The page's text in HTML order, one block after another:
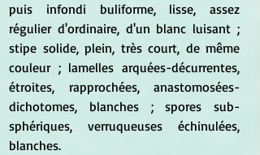
puis infondi buliforme, lisse, assez
régulier d'ordinaire, d'un blanc luisant ;
stipe solide, plein, très court, de même
couleur ; lamelles arquées-décurrentes,
étroites, rapprochées, anastomosées-
dichotomes, blanches ; spores sub-
sphériques, verruqueuses échinulées,
blanches.